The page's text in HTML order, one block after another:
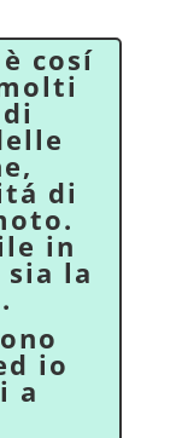
cosí
di
in
la
io
a